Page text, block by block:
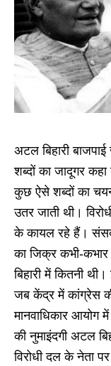
अटल बिहारी
शब्दों का जादूगर
कुछ ऐसे शब्दों का
उतर जाती थी।
के कायल रहे हैं। संसद
का जिक्र कभी-
बिहारी में कितनी
जब केंद्र में कांग्रेस
मानवाधिकार आयोग
की नुमाइंदगी अटल
विरोधी दल के नेता पर